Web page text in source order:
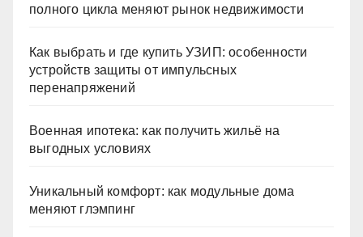
полного цикла меняют рынок недвижимости
Как выбрать и где купить УЗИП: особенности
устройств защиты от импульсных
перенапряжений
Военная ипотека: как получить жильё на
выгодных условиях
Уникальный комфорт: как модульные дома
меняют глэмпинг